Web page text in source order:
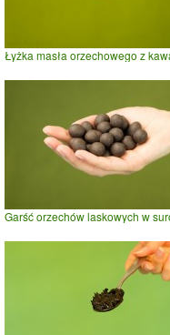
Łyżka masła orzechowego z
Garść orzechów laskowych w